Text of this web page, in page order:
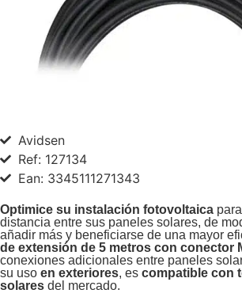
Avidsen
Ref: 127134
Ean: 3345111271343
Optimice su instalación fotovoltaica
distancia entre sus paneles solares, de
añadir más y beneficiarse de una mayor
de extensión de 5 metros con conector
conexiones adicionales entre paneles
su uso en exteriores, es compatible con
solares del mercado.